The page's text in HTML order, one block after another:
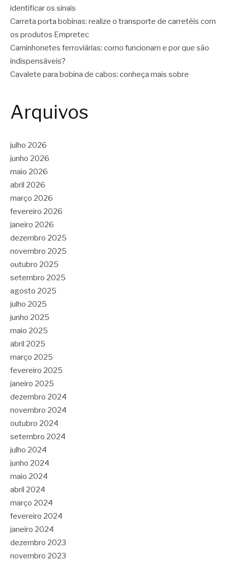
identificar os sinais
Carreta porta bobinas: realize o transporte de carretéis com
os produtos Empretec
Caminhonetes ferroviárias: como funcionam e por que são
indispensáveis?
Cavalete para bobina de cabos: conheça mais sobre
Arquivos
julho 2026
junho 2026
maio 2026
abril 2026
março 2026
fevereiro 2026
janeiro 2026
dezembro 2025
novembro 2025
outubro 2025
setembro 2025
agosto 2025
julho 2025
junho 2025
maio 2025
abril 2025
março 2025
fevereiro 2025
janeiro 2025
dezembro 2024
novembro 2024
outubro 2024
setembro 2024
julho 2024
junho 2024
maio 2024
abril 2024
março 2024
fevereiro 2024
janeiro 2024
dezembro 2023
novembro 2023